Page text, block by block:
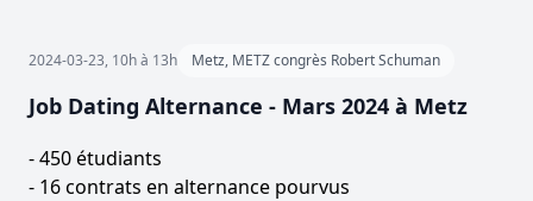
2024-03-23, 10h à 13h Metz, METZ congrès Robert Schuman
Job Dating Alternance - Mars 2024 à Metz
- 450 étudiants
- 16 contrats en alternance pourvus